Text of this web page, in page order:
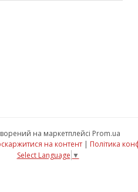
на маркетплейсі Prom.ua
на контент | Політика
Select Language ▼